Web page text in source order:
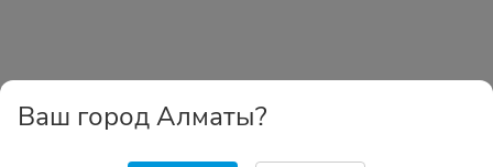
Ваш город Алматы?